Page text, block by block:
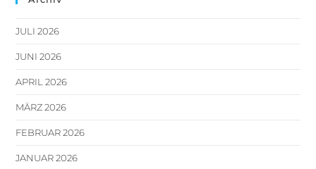
JULI 2026
JUNI 2026
APRIL 2026
MÄRZ 2026
FEBRUAR 2026
JANUAR 2026